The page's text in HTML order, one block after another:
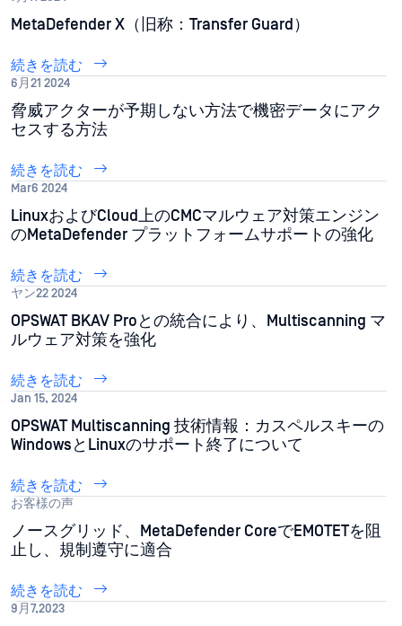
MetaDefender X（旧称：Transfer Guard）
続きを読む
6月21 2024
脅威アクターが予期しない方法で機密データにアク
セスする方法
続きを読む
Mar6 2024
LinuxおよびCloud上のCMCマルウェア対策エンジン
のMetaDefender プラットフォームサポートの強化
続きを読む
ヤン22 2024
OPSWAT BKAV Proとの統合により、Multiscanning マ
ルウェア対策を強化
続きを読む
Jan 15, 2024
OPSWAT Multiscanning 技術情報：カスペルスキーの
WindowsとLinuxのサポート終了について
続きを読む
お客様の声
ノースグリッド、MetaDefender CoreでEMOTETを阻
止し、規制遵守に適合
続きを読む
9月7,2023